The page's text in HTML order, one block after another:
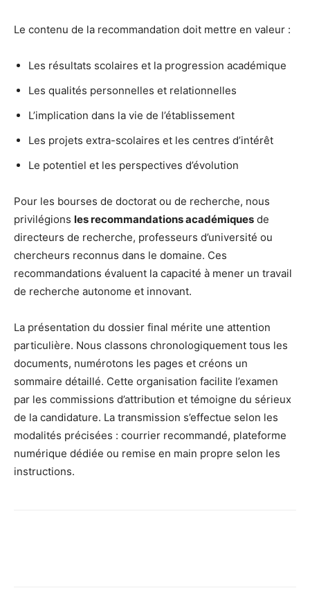
Le contenu de la recommandation doit mettre en valeur :
Les résultats scolaires et la progression académique
Les qualités personnelles et relationnelles
L’implication dans la vie de l’établissement
Les projets extra-scolaires et les centres d’intérêt
Le potentiel et les perspectives d’évolution
Pour les bourses de doctorat ou de recherche, nous
privilégions les recommandations académiques de
directeurs de recherche, professeurs d’université ou
chercheurs reconnus dans le domaine. Ces
recommandations évaluent la capacité à mener un travail
de recherche autonome et innovant.
La présentation du dossier final mérite une attention
particulière. Nous classons chronologiquement tous les
documents, numérotons les pages et créons un
sommaire détaillé. Cette organisation facilite l’examen
par les commissions d’attribution et témoigne du sérieux
de la candidature. La transmission s’effectue selon les
modalités précisées : courrier recommandé, plateforme
numérique dédiée ou remise en main propre selon les
instructions.